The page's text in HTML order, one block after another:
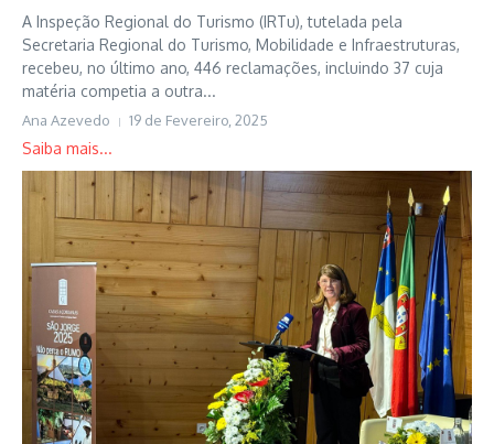
A Inspeção Regional do Turismo (IRTu), tutelada pela
Secretaria Regional do Turismo, Mobilidade e Infraestruturas,
recebeu, no último ano, 446 reclamações, incluindo 37 cuja
matéria competia a outra...
Ana Azevedo 19 de Fevereiro, 2025
Saiba mais...